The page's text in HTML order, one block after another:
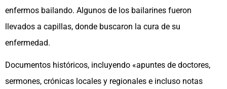
enfermos bailando. Algunos de los bailarines fueron
llevados a capillas, donde buscaron la cura de su
enfermedad.
Documentos históricos, incluyendo «apuntes de doctores,
sermones, crónicas locales y regionales e incluso notas